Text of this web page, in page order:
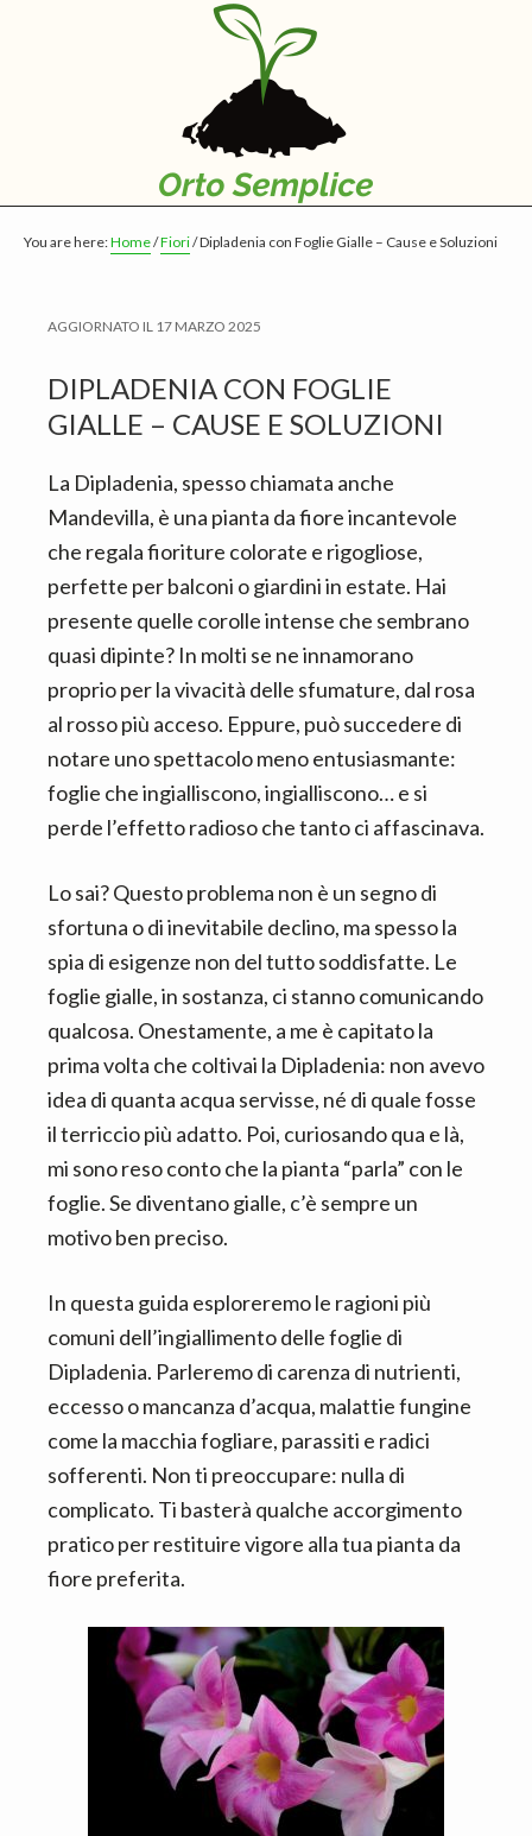
n
o
n
e
n
t
m
r
y
i
d
e
b
a
r
t
r
You are here:Home/Fiori/Dipladenia con Foglie Gialle – Cause e Soluzioni
AGGIORNATO IL 17 MARZO 2025
DIPLADENIA CON FOGLIE
GIALLE – CAUSE E SOLUZIONI
La Dipladenia, spesso chiamata anche
Mandevilla, è una pianta da fiore incantevole
che regala fioriture colorate e rigogliose,
perfette per balconi o giardini in estate. Hai
presente quelle corolle intense che sembrano
quasi dipinte? In molti se ne innamorano
proprio per la vivacità delle sfumature, dal rosa
al rosso più acceso. Eppure, può succedere di
notare uno spettacolo meno entusiasmante:
foglie che ingialliscono, ingialliscono… e si
perde l’effetto radioso che tanto ci affascinava.
Lo sai? Questo problema non è un segno di
sfortuna o di inevitabile declino, ma spesso la
spia di esigenze non del tutto soddisfatte. Le
foglie gialle, in sostanza, ci stanno comunicando
qualcosa. Onestamente, a me è capitato la
prima volta che coltivai la Dipladenia: non avevo
idea di quanta acqua servisse, né di quale fosse
il terriccio più adatto. Poi, curiosando qua e là,
mi sono reso conto che la pianta “parla” con le
foglie. Se diventano gialle, c’è sempre un
motivo ben preciso.
In questa guida esploreremo le ragioni più
comuni dell’ingiallimento delle foglie di
Dipladenia. Parleremo di carenza di nutrienti,
eccesso o mancanza d’acqua, malattie fungine
come la macchia fogliare, parassiti e radici
sofferenti. Non ti preoccupare: nulla di
complicato. Ti basterà qualche accorgimento
pratico per restituire vigore alla tua pianta da
fiore preferita.